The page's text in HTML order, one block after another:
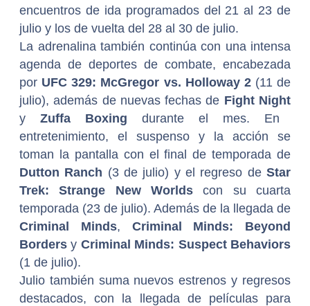
encuentros de ida programados del 21 al 23 de
julio y los de vuelta del 28 al 30 de julio.
La adrenalina también continúa con una intensa
agenda de deportes de combate, encabezada
por UFC 329: McGregor vs. Holloway 2 (11 de
julio), además de nuevas fechas de Fight Night
y Zuffa Boxing durante el mes. En
entretenimiento, el suspenso y la acción se
toman la pantalla con el final de temporada de
Dutton Ranch (3 de julio) y el regreso deStar
Trek: Strange New Worlds con su cuarta
temporada (23 de julio). Además de la llegada de
Criminal Minds, Criminal Minds: Beyond
Bordersy Criminal Minds: Suspect Behaviors
(1 de julio).
Julio también suma nuevos estrenos y regresos
destacados, con la llegada de películas para